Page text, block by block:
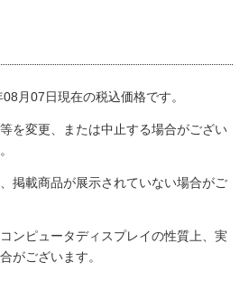
月07日現在の税込価格です。
を変更、または中止する場合がござい
掲載商品が展示されていない場合がご
ンピュータディスプレイの性質上、実
がございます。